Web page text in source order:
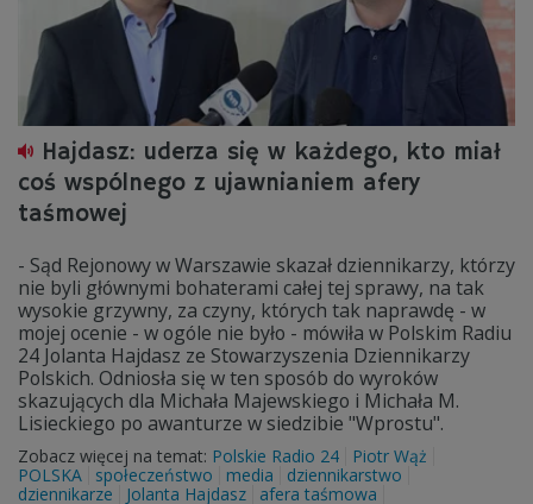
Hajdasz: uderza się w każdego, kto miał
coś wspólnego z ujawnianiem afery
taśmowej
- Sąd Rejonowy w Warszawie skazał dziennikarzy, którzy
nie byli głównymi bohaterami całej tej sprawy, na tak
wysokie grzywny, za czyny, których tak naprawdę - w
mojej ocenie - w ogóle nie było - mówiła w Polskim Radiu
24 Jolanta Hajdasz ze Stowarzyszenia Dziennikarzy
Polskich. Odniosła się w ten sposób do wyroków
skazujących dla Michała Majewskiego i Michała M.
Lisieckiego po awanturze w siedzibie "Wprostu".
Zobacz więcej na temat: Polskie Radio 24
Piotr Wąż
POLSKA
społeczeństwo media
dziennikarstwo
dziennikarze
Jolanta Hajdasz afera taśmowa